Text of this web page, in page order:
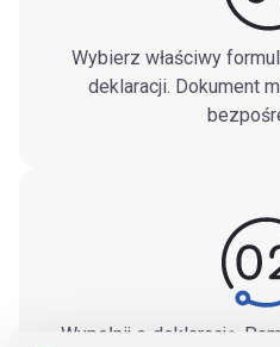
Wybierz właściwy
deklaracji. Dokument
Wypełnij e‑deklarację.